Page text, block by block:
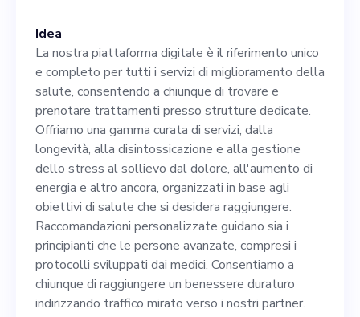
CEO e il team tecnico. Il
candidato dovrebbe inoltre
essere a suo agio e
competente nel lavorare in
un sistema basato
sull'intelligenza artificiale, in
quanto è una parte
fondamentale della nostra
offerta di prodotti. Far parte
di LIVO significa prepararsi a
Idea
La nostra piattaforma digitale è il riferimento unico
e completo per tutti i servizi di miglioramento della
salute, consentendo a chiunque di trovare e
prenotare trattamenti presso strutture dedicate.
Offriamo una gamma curata di servizi, dalla
longevità, alla disintossicazione e alla gestione
dello stress al sollievo dal dolore, all'aumento di
energia e altro ancora, organizzati in base agli
obiettivi di salute che si desidera raggiungere.
Raccomandazioni personalizzate guidano sia i
principianti che le persone avanzate, compresi i
protocolli sviluppati dai medici. Consentiamo a
chiunque di raggiungere un benessere duraturo
indirizzando traffico mirato verso i nostri partner.